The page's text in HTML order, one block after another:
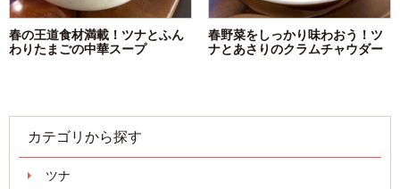
春の王道食材満載！ツナとふん
わりたまごの中華スープ
春野菜をしっかり味わおう！ツ
ナとあさりのクラムチャウダー
カテゴリから探す
ツナ